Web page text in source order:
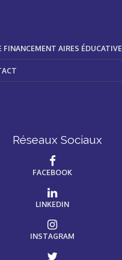
FINANCEMENT AIRES
Réseaux Sociaux
FACEBOOK
LINKEDIN
INSTAGRAM